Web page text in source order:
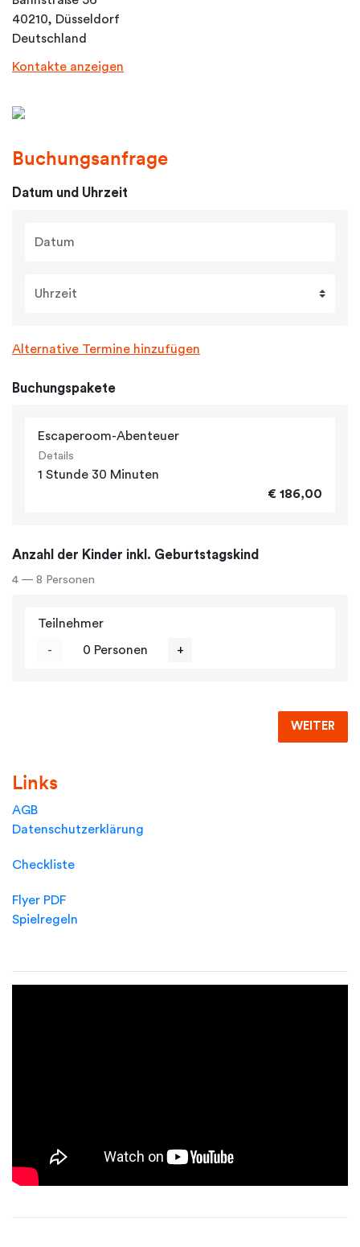
40210, Düsseldorf
Deutschland
Kontakte anzeigen
Buchungsanfrage
Datum und Uhrzeit
Datum
Uhrzeit
Alternative Termine hinzufügen
Buchungspakete
Escaperoom-Abenteuer
Details
1 Stunde 30 Minuten
€ 186,00
Anzahl der Kinder inkl. Geburtstagskind
4 — 8 Personen
Teilnehmer
- 0 Personen +
WEITER
Links
AGB
Datenschutzerklärung
Checkliste
Flyer PDF
Spielregeln